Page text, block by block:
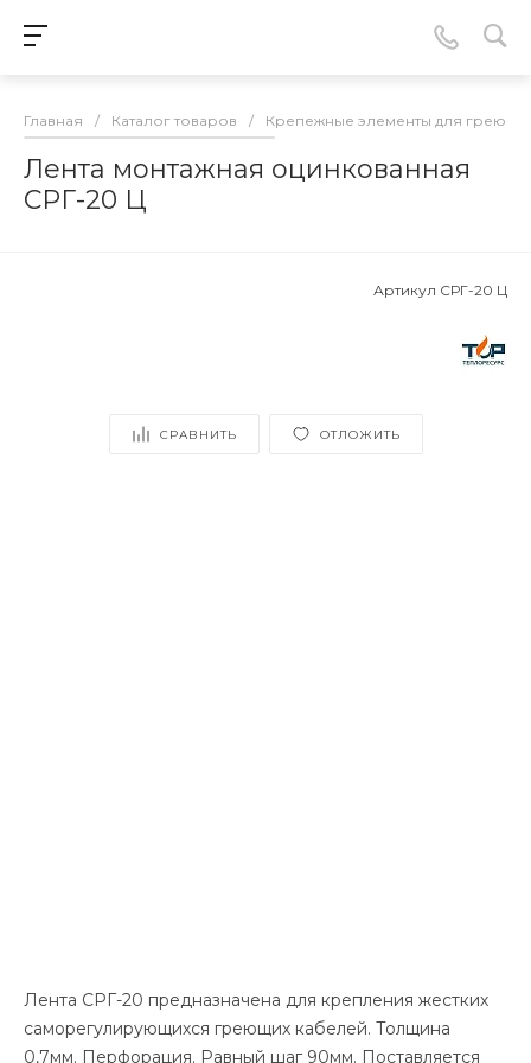
Главная / Каталог товаров / Крепежные элементы для
Лента монтажная оцинкованная
СРГ-20 Ц
Артикул СРГ-20 Ц
СРАВНИТЬ ОТЛОЖИТЬ
Лента СРГ-20 предназначена для крепления жестких
саморегулирующихся греющих кабелей. Толщина
0,7мм. Перфорация. Равный шаг 90мм. Поставляется